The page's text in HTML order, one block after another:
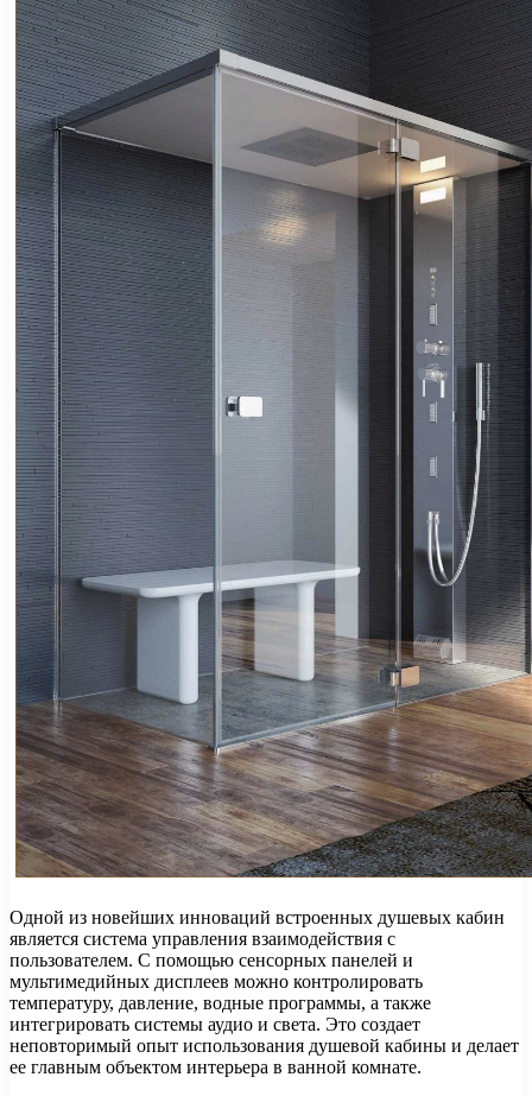
Одной из новейших инноваций встроенных душевых кабин
является система управления взаимодействия с
пользователем. С помощью сенсорных панелей и
мультимедийных дисплеев можно контролировать
температуру, давление, водные программы, а также
интегрировать системы аудио и света. Это создает
неповторимый опыт использования душевой кабины и делает
ее главным объектом интерьера в ванной комнате.